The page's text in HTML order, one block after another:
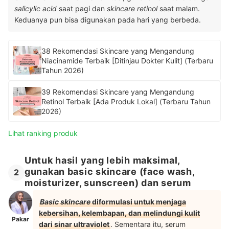
salicylic acid saat pagi dan skincare retinolsaat malam.
Keduanya pun bisa digunakan pada hari yang berbeda.
38 Rekomendasi Skincare yang Mengandung
Niacinamide Terbaik [Ditinjau Dokter Kulit] (Terbaru
Tahun 2026)
39 Rekomendasi Skincare yang Mengandung
Retinol Terbaik [Ada Produk Lokal] (Terbaru Tahun
2026)
Lihat ranking produk
2
Untuk hasil yang lebih maksimal,
gunakan basic skincare (face wash,
moisturizer, sunscreen) dan serum
Pakar
Basic skincarediformulasi untuk menjaga
kebersihan, kelembapan, dan melindungi kulit
dari sinar ultraviolet. Sementara itu, serum